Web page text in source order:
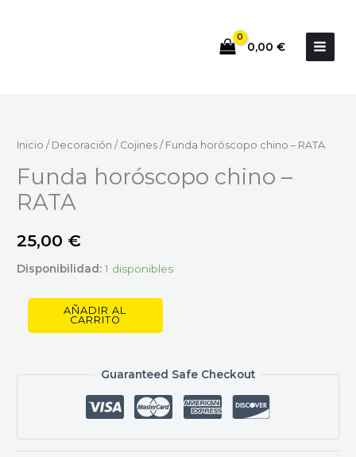
0,00 €
Inicio / Decoración / Cojines / Funda horóscopo chino – RATA
Funda horóscopo chino –
RATA
25,00 €
Disponibilidad: 1 disponibles
chino
RATA
cantidad
AÑADIR AL
CARRITO
Guaranteed Safe Checkout